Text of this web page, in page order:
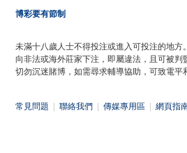
博彩要有節制
未滿十八歲人士不得投注或進入可投注的地方。
向非法或海外莊家下注，即屬違法，且可被判
切勿沉迷賭博，如需尋求輔導協助，可致電平
常見問題 聯絡我們 傳媒專用區 網頁指